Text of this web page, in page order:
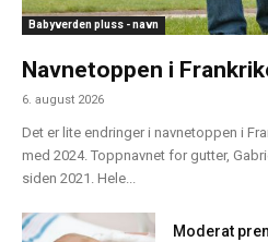
Babyverden pluss - navn
Navnetoppen i
6. august 2026
Det er lite endringer i navnetoppen i
med 2024. Toppnavnet for gutter,
siden 2021. Hele...
Moderat